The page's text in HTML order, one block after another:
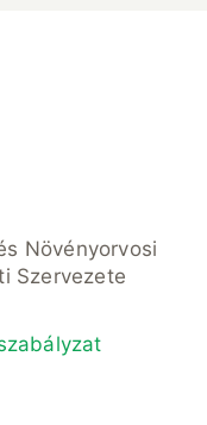
Növényorvosi
Szervezete